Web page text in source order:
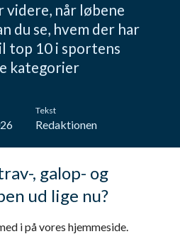
videre, når løbene
du se, hvem der har
top 10 i sportens
kategorier
Tekst
Redaktionen
, galop- og
ud lige nu?
i på vores hjemmeside.